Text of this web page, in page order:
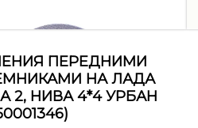
ПЕРЕДНИМИ
НА ЛАДА
2, НИВА 4*4 УРБАН